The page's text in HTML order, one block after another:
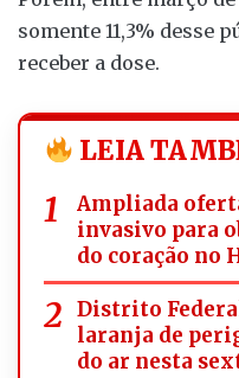
somente 11,3% desse
receber a dose.
LEIA
Ampliada
invasivo para
do coração no
Distrito
laranja de
do ar nesta